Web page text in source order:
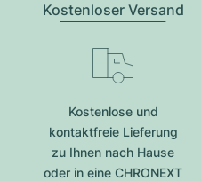
Kostenloser Versand
Kostenlose und
kontaktfreie Lieferung
zu Ihnen nach Hause
oder in eine CHRONEXT